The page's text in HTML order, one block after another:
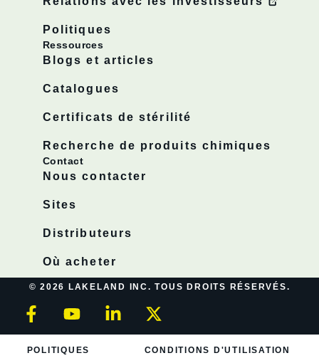
Politiques
Ressources
Blogs et articles
Catalogues
Certificats de stérilité
Recherche de produits chimiques
Contact
Nous contacter
Sites
Distributeurs
Où acheter
© 2026 LAKELAND INC. TOUS DROITS RÉSERVÉS.
POLITIQUES CONDITIONS D'UTILISATION